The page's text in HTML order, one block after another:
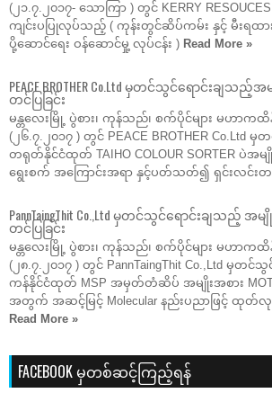
(၂၁.၇.၂၀၁၇- သောကြာ ) တွင် KERRY RESOUCES
ကျင်းပပြုလုပ်သည့် ( ကုန်းတွင်ဆိပ်ကမ်း နှင့် မီးရထ
ပို့ဆောင်ရေး ဝန်ဆောင်မှု့ လုပ်ငန်း ) Read More »
PEACE BROTHER Co.Ltd မှတင်သွင်ရောင်းချသည့်
တင်ပြခြင်း
မန္တလေးမြို့ ပွဲစား၊ ကုန်သည်၊ စက်ပိုင်များ မဟာ
(၂၆.၇.၂၀၁၇ ) တွင် PEACE BROTHER Co.Ltd
တရုတ်နိုင်ငံထုတ် TAIHO COLOUR SORTER ပဲအမျို
ရွေးစက် အကြောင်းအရာ နှင့်ပတ်သတ်၍ ရှင်းလင်းတင်ပ
PannTaingThit Co.,Ltd မှတင်သွင်ရောင်းချသည့် အမ
တင်ပြခြင်း
မန္တလေးမြို့ ပွဲစား၊ ကုန်သည်၊ စက်ပိုင်များ မဟာ
(၂၈.၇.၂၀၁၇ ) တွင် PannTaingThit Co.,Ltd မှတင်
ကန်နိုင်ငံထုတ် MSP အမှတ်တံဆိပ် အမျိုးအစား
အတွက် အဆင့်မြင့် Molecular နည်းပညာဖြင့် ထုတ်လု
Read More »
FACEBOOK မှတစ်ဆင့်ကြည့်ရန်